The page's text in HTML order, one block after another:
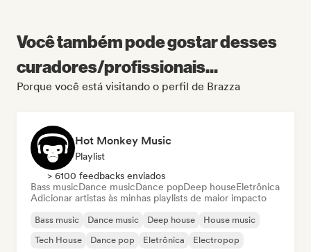
Você também pode gostar desses
curadores/profissionais...
Porque você está visitando o perfil de Brazza
Hot Monkey Music
Playlist
> 6100 feedbacks enviados
Bass musicDance musicDance popDeep houseEletrônica
Adicionar artistas às minhas playlists de maior impacto
Bass music Dance music Deep house
House music
Tech House
Dance pop Eletrônica Electropop